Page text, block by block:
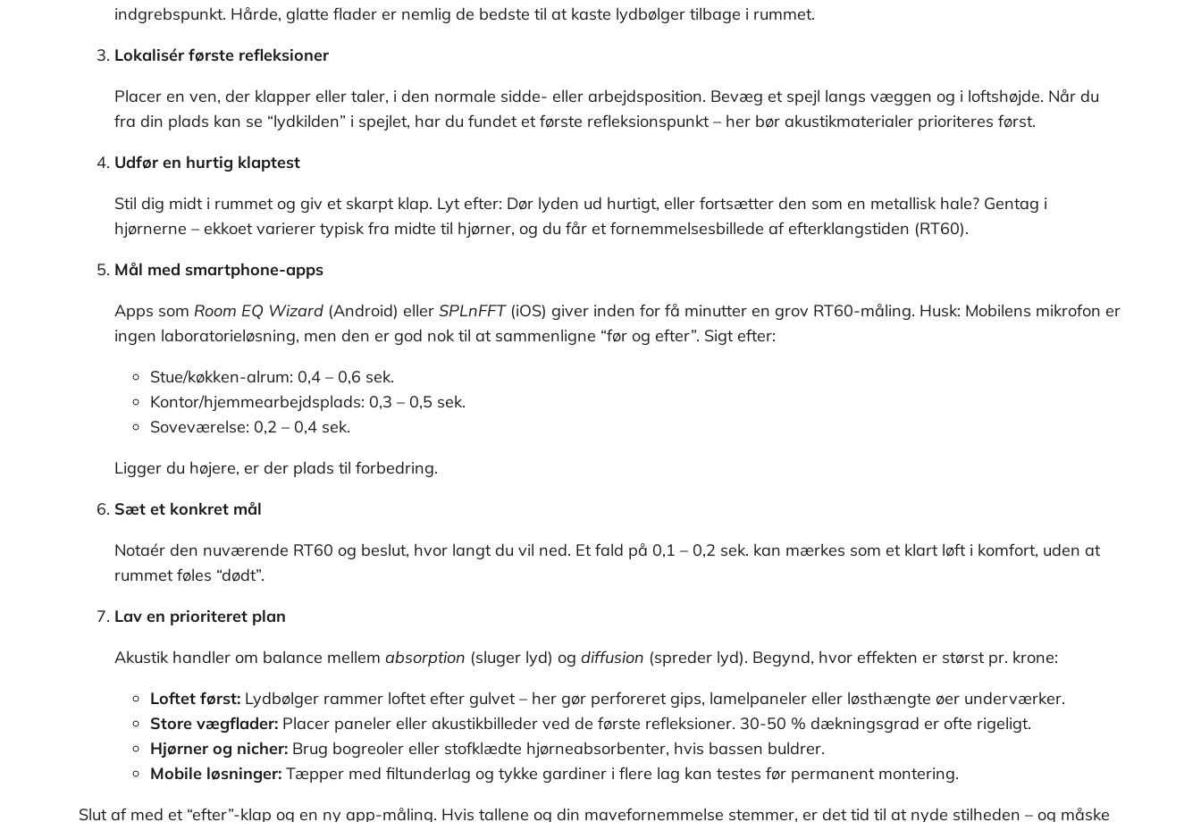
indgrebspunkt. Hårde, glatte flader er nemlig de bedste til at kaste lydbølger tilbage i rummet.
Lokalisér første refleksioner
Placer en ven, der klapper eller taler, i den normale sidde- eller arbejdsposition. Bevæg et spejl langs væggen og i loftshøjde. Når du
fra din plads kan se “lydkilden” i spejlet, har du fundet et første refleksionspunkt – her bør akustikmaterialer prioriteres først.
Udfør en hurtig klaptest
Stil dig midt i rummet og giv et skarpt klap. Lyt efter: Dør lyden ud hurtigt, eller fortsætter den som en metallisk hale? Gentag i
hjørnerne – ekkoet varierer typisk fra midte til hjørner, og du får et fornemmelsesbillede af efterklangstiden (RT60).
Mål med smartphone-apps
Apps som Room EQ Wizard(Android) eller SPLnFFT(iOS) giver inden for få minutter en grov RT60-måling. Husk: Mobilens mikrofon er
ingen laboratorieløsning, men den er god nok til at sammenligne “før og efter”. Sigt efter:
Stue/køkken-alrum: 0,4 – 0,6 sek.
Kontor/hjemmearbejdsplads: 0,3 – 0,5 sek.
Soveværelse: 0,2 – 0,4 sek.
Ligger du højere, er der plads til forbedring.
Sæt et konkret mål
Notaér den nuværende RT60 og beslut, hvor langt du vil ned. Et fald på 0,1 – 0,2 sek. kan mærkes som et klart løft i komfort, uden at
rummet føles “dødt”.
Lav en prioriteret plan
Akustik handler om balance mellem absorption (sluger lyd) og diffusion (spreder lyd). Begynd, hvor effekten er størst pr. krone:
Loftet først:Lydbølger rammer loftet efter gulvet – her gør perforeret gips, lamelpaneler eller løsthængte øer underværker.
Store vægflader:Placer paneler eller akustikbilleder ved de første refleksioner. 30-50 % dækningsgrad er ofte rigeligt.
Hjørner og nicher:Brug bogreoler eller stofklædte hjørneabsorbenter, hvis bassen buldrer.
Mobile løsninger:Tæpper med filtunderlag og tykke gardiner i flere lag kan testes før permanent montering.
Slut af med et “efter”-klap og en ny app-måling. Hvis tallene og din mavefornemmelse stemmer, er det tid til at nyde stilheden – og måske